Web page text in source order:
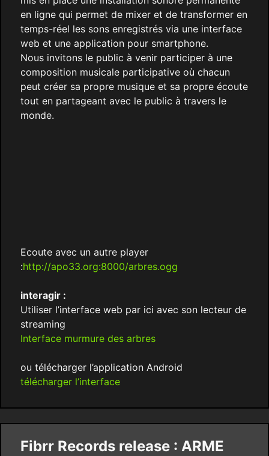
en ligne qui permet de mixer et de transformer en
temps-réel les sons enregistrés via une interface
web et une application pour smartphone.
Nous invitons le public à venir participer à une
composition musicale participative où chacun
peut créer sa propre musique et sa propre écoute
tout en partageant avec le public à travers le
monde.
Ecoute avec un autre player
:http://apo33.org:8000/arbres.ogg
interagir :
Utiliser l’interface web par ici avec son lecteur de
streaming
Interface murmure des arbres
ou télécharger l’application Android
télécharger l’interface
Fibrr Records release : ARME